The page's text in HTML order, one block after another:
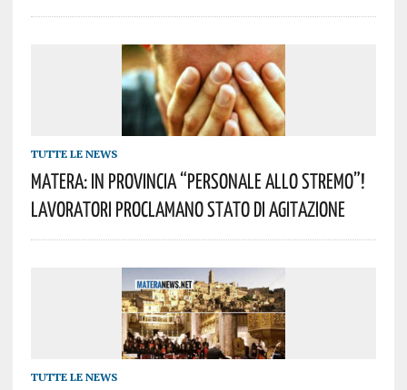
TUTTE LE NEWS
Matera: In Provincia “personale Allo Stremo”!
Lavoratori Proclamano Stato Di Agitazione
TUTTE LE NEWS